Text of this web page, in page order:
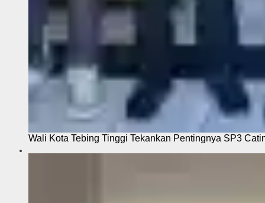
Wali Kota Tebing Tinggi Tekankan Pentingnya SP3